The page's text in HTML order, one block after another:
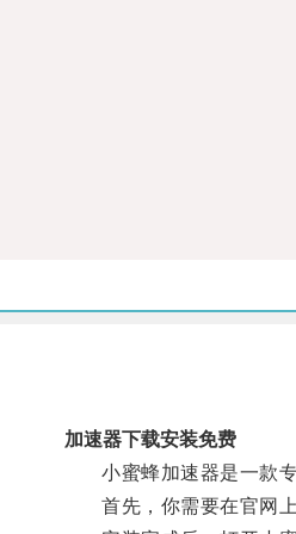
加速器下载安装免费
小蜜蜂加速器是一款专
首先，你需要在官网上